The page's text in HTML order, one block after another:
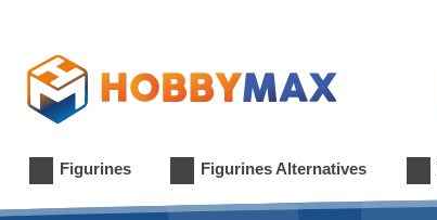
Figurines Figurines Alternatives